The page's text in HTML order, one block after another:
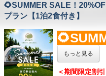
🌻SUMMER SALE！
プラン【1泊2食付き】
🌻
※大人料金のみ対象で
もっと見る
＜期間限定割